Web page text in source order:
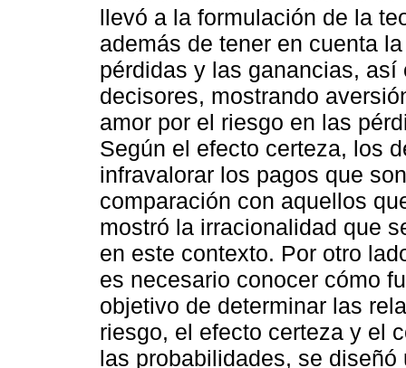
llevó a la formulación de la
además de tener en cuenta
pérdidas y las ganancias,
decisores, mostrando
amor por el riesgo en las
Según el efecto certeza, los
infravalorar los pagos que
comparación con aquellos
mostró la irracionalidad que
en este contexto. Por otro
es necesario conocer cómo
objetivo de determinar las
riesgo, el efecto certeza y el
las probabilidades, se